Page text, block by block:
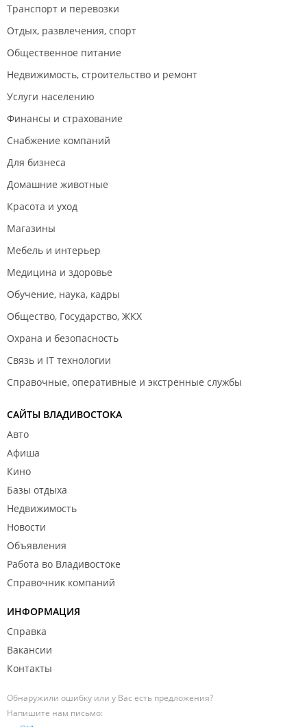
Транспорт и перевозки
Отдых, развлечения, спорт
Общественное питание
Недвижимость, строительство и ремонт
Услуги населению
Финансы и страхование
Снабжение компаний
Для бизнеса
Домашние животные
Красота и уход
Магазины
Мебель и интерьер
Медицина и здоровье
Обучение, наука, кадры
Общество, Государство, ЖКХ
Охрана и безопасность
Связь и IT технологии
Справочные, оперативные и экстренные службы
САЙТЫ ВЛАДИВОСТОКА
Авто
Афиша
Кино
Базы отдыха
Недвижимость
Новости
Объявления
Работа во Владивостоке
Справочник компаний
ИНФОРМАЦИЯ
Справка
Вакансии
Контакты
Обнаружили ошибку или у Вас есть предложения?
Напишите нам письмо: